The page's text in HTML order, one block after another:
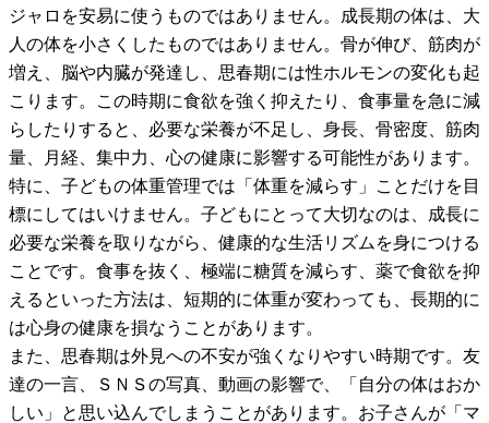
ジャロを安易に使うものではありません。成長期の体は、大
人の体を小さくしたものではありません。骨が伸び、筋肉が
増え、脳や内臓が発達し、思春期には性ホルモンの変化も起
こります。この時期に食欲を強く抑えたり、食事量を急に減
らしたりすると、必要な栄養が不足し、身長、骨密度、筋肉
量、月経、集中力、心の健康に影響する可能性があります。
特に、子どもの体重管理では「体重を減らす」ことだけを目
標にしてはいけません。子どもにとって大切なのは、成長に
必要な栄養を取りながら、健康的な生活リズムを身につける
ことです。食事を抜く、極端に糖質を減らす、薬で食欲を抑
えるといった方法は、短期的に体重が変わっても、長期的に
は心身の健康を損なうことがあります。
また、思春期は外見への不安が強くなりやすい時期です。友
達の一言、ＳＮＳの写真、動画の影響で、「自分の体はおか
しい」と思い込んでしまうことがあります。お子さんが「マ